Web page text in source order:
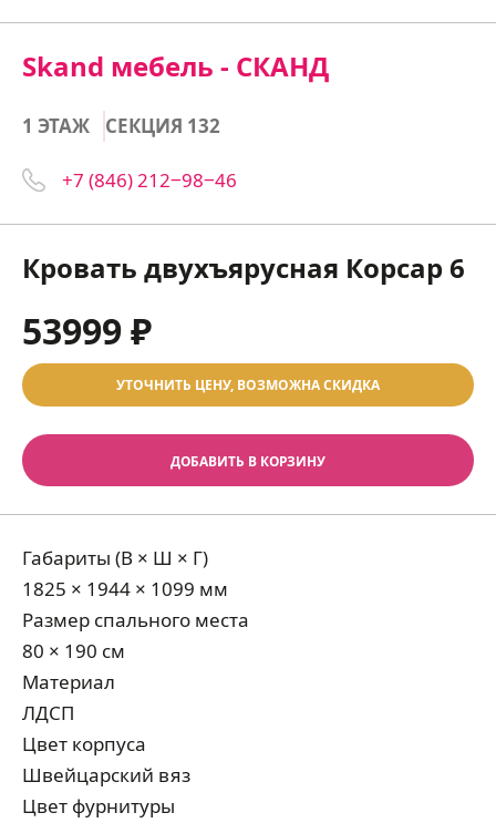
Skand мебель - СКАНД
1 ЭТАЖ СЕКЦИЯ 132
+7 (846) 212‒98‒46
Кровать двухъярусная Корсар 6
53999 ₽
УТОЧНИТЬ ЦЕНУ, ВОЗМОЖНА СКИДКА
ДОБАВИТЬ В КОРЗИНУ
Габариты (В × Ш × Г)
1825 × 1944 × 1099 мм
Размер спального места
80 × 190 см
Материал
ЛДСП
Цвет корпуса
Швейцарский вяз
Цвет фурнитуры